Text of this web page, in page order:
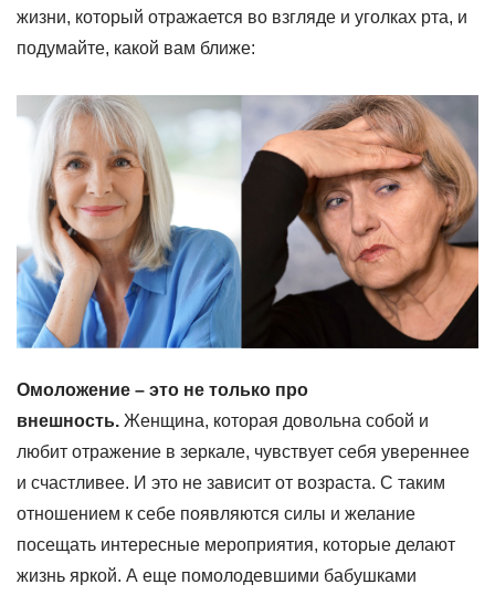
жизни, который отражается во взгляде и уголках рта, и
подумайте, какой вам ближе:
Омоложение – это не только про
внешность. Женщина, которая довольна собой и
любит отражение в зеркале, чувствует себя увереннее
и счастливее. И это не зависит от возраста. С таким
отношением к себе появляются силы и желание
посещать интересные мероприятия, которые делают
жизнь яркой. А еще помолодевшими бабушками